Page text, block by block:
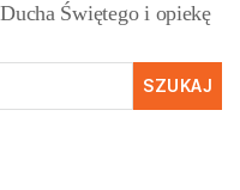
Świętego i opiekę